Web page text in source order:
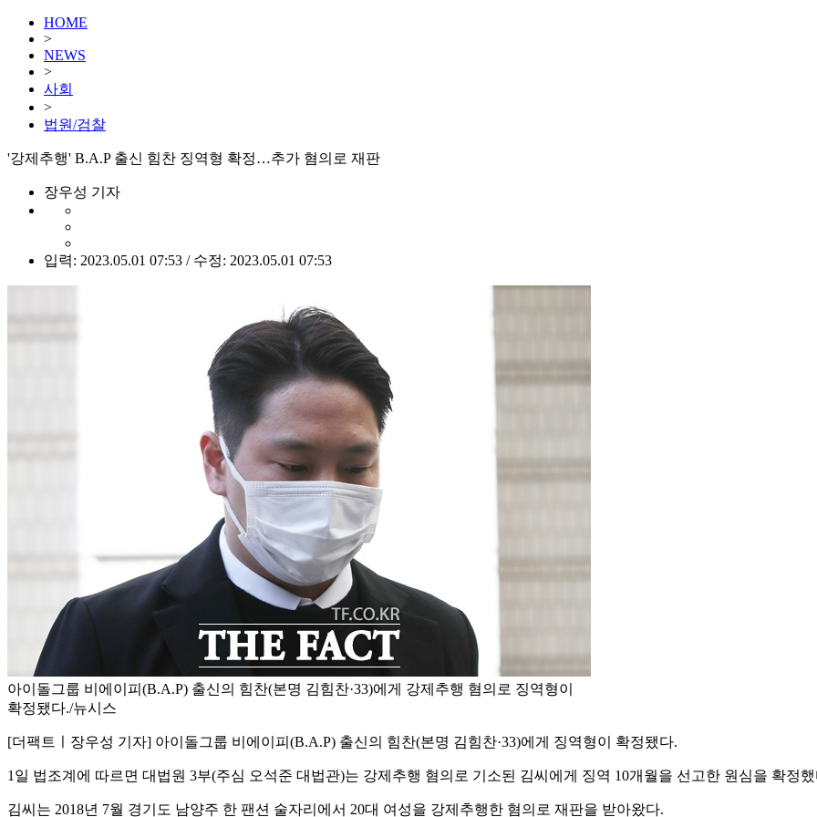
HOME
>
NEWS
>
사회
>
법원/검찰
'강제추행' B.A.P 출신 힘찬 징역형 확정…추가 혐의로 재판
장우성 기자
입력: 2023.05.01 07:53 / 수정: 2023.05.01 07:53
아이돌그룹 비에이피(B.A.P) 출신의 힘찬(본명 김힘찬·33)에게 강제추행 혐의로 징역형이
확정됐다./뉴시스
[더팩트ㅣ장우성 기자] 아이돌그룹 비에이피(B.A.P) 출신의 힘찬(본명 김힘찬·33)에게 징역형이 확정됐다.
1일 법조계에 따르면 대법원 3부(주심 오석준 대법관)는 강제추행 혐의로 기소된 김씨에게 징역 10개월을 선고한 원심을 확정
김씨는 2018년 7월 경기도 남양주 한 팬션 술자리에서 20대 여성을 강제추행한 혐의로 재판을 받아왔다.